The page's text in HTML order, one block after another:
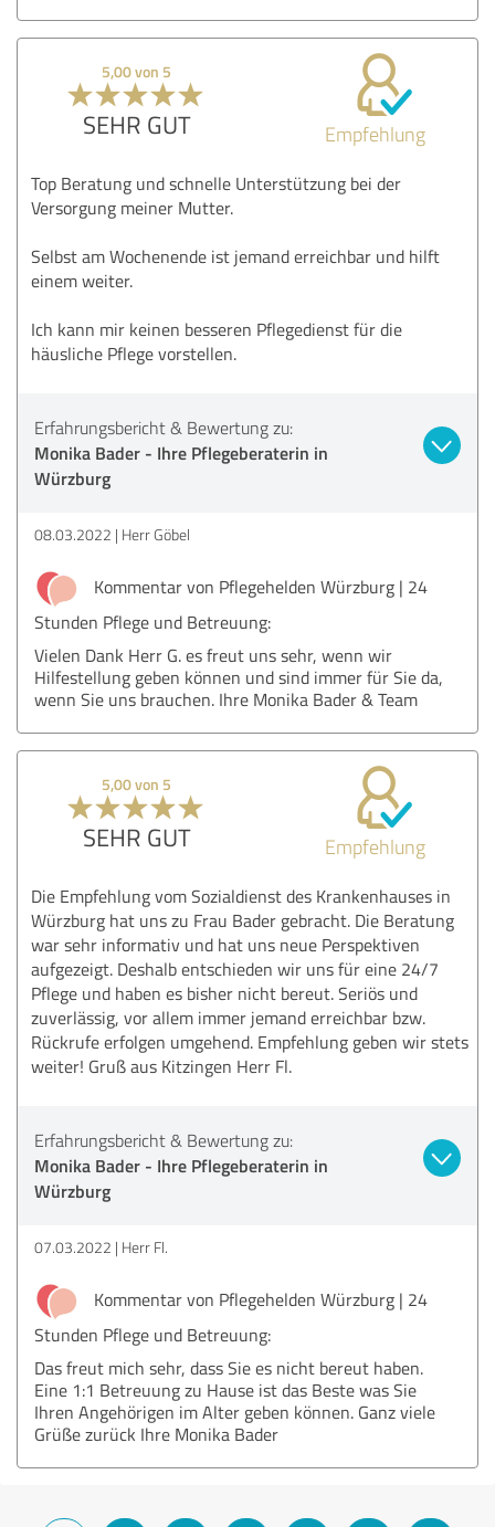
5,00 von 5
SEHR GUT Empfehlung
Top Beratung und schnelle Unterstützung bei der
Versorgung meiner Mutter.
Selbst am Wochenende ist jemand erreichbar und hilft
einem weiter.
Ich kann mir keinen besseren Pflegedienst für die
häusliche Pflege vorstellen.
Erfahrungsbericht & Bewertung zu:
Monika Bader - Ihre Pflegeberaterin in
Würzburg
08.03.2022 Herr Göbel
Kommentar von Pflegehelden Würzburg | 24
Stunden Pflege und Betreuung:
Vielen Dank Herr G. es freut uns sehr, wenn wir
Hilfestellung geben können und sind immer für Sie da,
wenn Sie uns brauchen. Ihre Monika Bader & Team
5,00 von 5
SEHR GUT Empfehlung
Die Empfehlung vom Sozialdienst des Krankenhauses in
Würzburg hat uns zu Frau Bader gebracht. Die Beratung
war sehr informativ und hat uns neue Perspektiven
aufgezeigt. Deshalb entschieden wir uns für eine 24/7
Pflege und haben es bisher nicht bereut. Seriös und
zuverlässig, vor allem immer jemand erreichbar bzw.
Rückrufe erfolgen umgehend. Empfehlung geben wir stets
weiter! Gruß aus Kitzingen Herr Fl.
Erfahrungsbericht & Bewertung zu:
Monika Bader - Ihre Pflegeberaterin in
Würzburg
07.03.2022 Herr Fl.
Kommentar von Pflegehelden Würzburg | 24
Stunden Pflege und Betreuung:
Das freut mich sehr, dass Sie es nicht bereut haben.
Eine 1:1 Betreuung zu Hause ist das Beste was Sie
Ihren Angehörigen im Alter geben können. Ganz viele
Grüße zurück Ihre Monika Bader